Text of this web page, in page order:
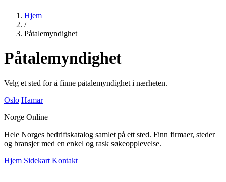
Hjem
/
Påtalemyndighet
Påtalemyndighet
Velg et sted for å finne påtalemyndighet i nærheten.
Oslo Hamar
Norge Online
Hele Norges bedriftskatalog samlet på ett sted. Finn firmaer, steder
og bransjer med en enkel og rask søkeopplevelse.
Hjem Sidekart Kontakt